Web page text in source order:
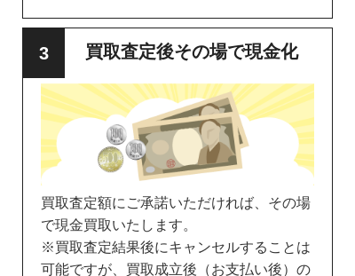
買取査定後その場で現金化
買取査定額にご承諾いただければ、その場
で現金買取いたします。
※買取査定結果後にキャンセルすることは
可能ですが、買取成立後（お支払い後）の